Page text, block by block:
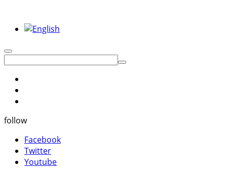
follow
Facebook
Twitter
Youtube